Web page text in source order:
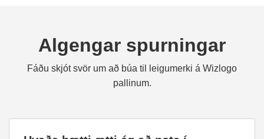
Algengar spurningar
Fáðu skjót svör um að búa til leigumerki á Wizlogo
pallinum.